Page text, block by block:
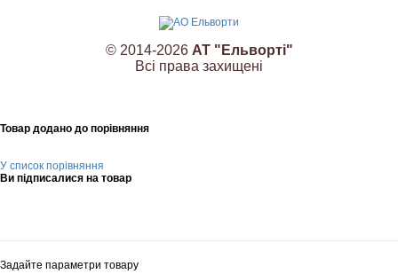
© 2014-2026 АТ "Ельворті"
Всі права захищені
Товар додано до порівняння
У список порівняння
Ви підписалися на товар
Задайте параметри товару